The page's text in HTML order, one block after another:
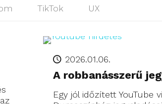
TikTok UX
2026.01.06.
A robbanásszerű
Egy jól időzített YouTube